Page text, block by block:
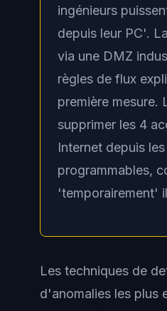
ingénieurs
depuis leur PC'.
via une DMZ
règles de flux
première mesure.
supprimer les 4
Internet depuis
programmables,
'temporairement'
Les techniques de
d'anomalies les plus